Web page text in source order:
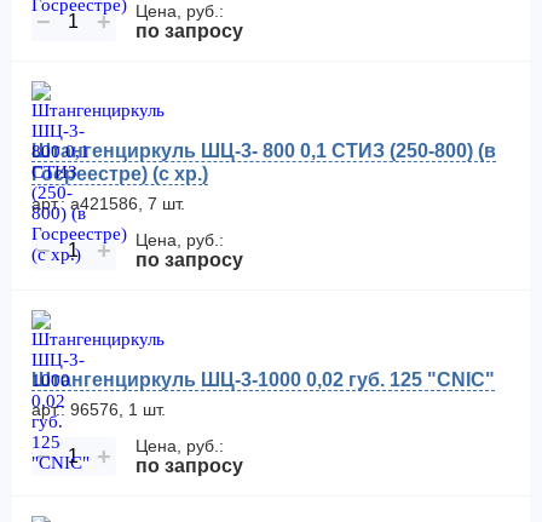
− + Цена, руб.:
по запросу
Штангенциркуль ШЦ-3- 800 0,1 СТИЗ (250-800) (в
Госреестре) (с хр.)
арт.: а421586, 7 шт.
− + Цена, руб.:
по запросу
Штангенциркуль ШЦ-3-1000 0,02 губ. 125 "CNIC"
арт.: 96576, 1 шт.
− + Цена, руб.:
по запросу